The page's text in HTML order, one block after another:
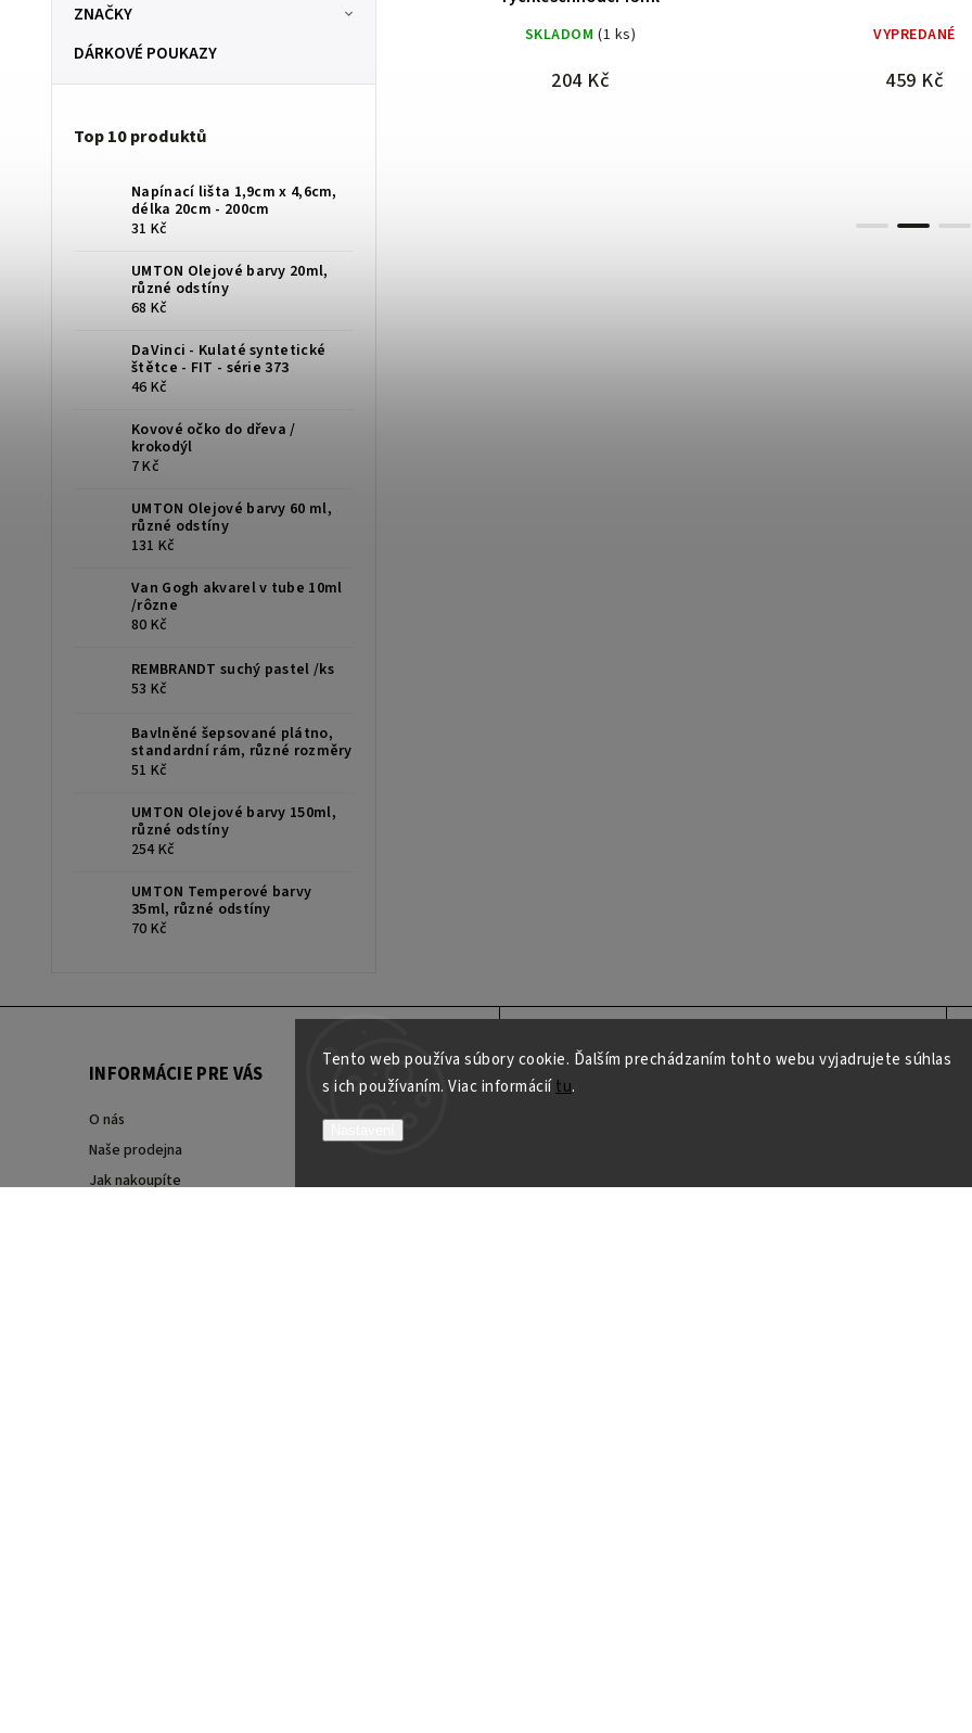
Tento web používa súbory cookie. Ďalším prechádzaním tohto webu vyjadrujete súhlas
s ich používaním. Viac informáciítu.
ZNAČKY
DÁRKOVÉ POUKAZY
Top 10 produktů
Napínací lišta 1,9cm x 4,6cm,
délka 20cm - 200cm
31 Kč
UMTON Olejové barvy 20ml,
různé odstíny
68 Kč
DaVinci - Kulaté syntetické
štětce - FIT - série 373
46 Kč
Kovové očko do dřeva /
krokodýl
7 Kč
UMTON Olejové barvy 60 ml,
různé odstíny
131 Kč
Van Gogh akvarel v tube 10ml
/rôzne
80 Kč
REMBRANDT suchý pastel /ks
53 Kč
Bavlněné šepsované plátno,
standardní rám, různé rozměry
51 Kč
UMTON Olejové barvy 150ml,
různé odstíny
254 Kč
UMTON Temperové barvy
35ml, různé odstíny
70 Kč
204 Kč
VYPREDANÉ
459 Kč
SKLADOM (2 ks)
235 Kč
INFORMÁCIE PRE VÁS
O nás
Naše prodejna
Jak nakoupíte